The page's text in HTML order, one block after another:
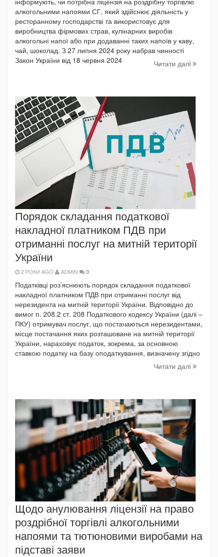
алкогольними напоями СГ, який здійснює діяльність у
ресторанному господарстві та використовує для
виробництва фірмових страв, кулінарних виробів
алкогольні напої або при додаванні таких напоїв у каву,
чай, шоколад. З 27 липня 2024 року набрав чинності
Закон України від 18 червня 2024
Читати далi
Порядок складання податкової
накладної платником ПДВ при
отриманні послуг на митній території
України
2 РОКИ AGO ADMIN 0
Податківці роз’яснюють порядок складання податкової
накладної платником ПДВ при отриманні послуг від
нерезидента на митній території України. Відповідно до
вимог п. 208.2 ст. 208 Податкового кодексу України (далі –
ПКУ) отримувач послуг, що постачаються нерезидентами,
місце постачання яких розташоване на митній території
України, нараховує податок, зокрема, за основною
ставкою податку на базу оподаткування, визначену згідно
Читати далi
Щодо анулювання ліцензії на право
роздрібної торгівлі алкогольними
напоями та тютюновими виробами на
підставі заяви